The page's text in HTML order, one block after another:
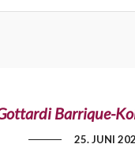
Barrique-
25. JUNI